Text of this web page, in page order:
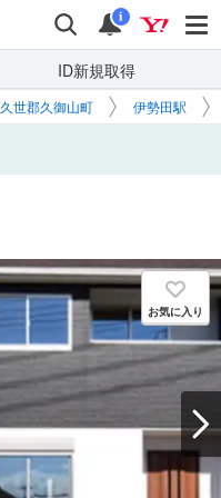
検索 通知
i
ID新規取得
久世郡久御山町 伊勢田駅
お気に入り